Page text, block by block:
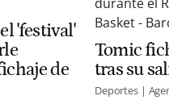
'festival'
de
Tomic
tras su
Deportes |